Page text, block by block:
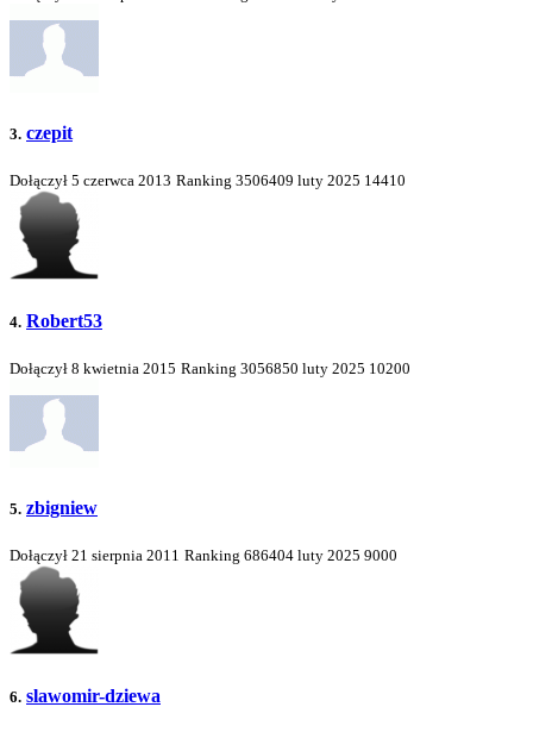
3. czepit
Dołączył 5 czerwca 2013 Ranking 3506409 luty 2025 14410
4. Robert53
Dołączył 8 kwietnia 2015 Ranking 3056850 luty 2025 10200
5. zbigniew
Dołączył 21 sierpnia 2011 Ranking 686404 luty 2025 9000
6. slawomir-dziewa